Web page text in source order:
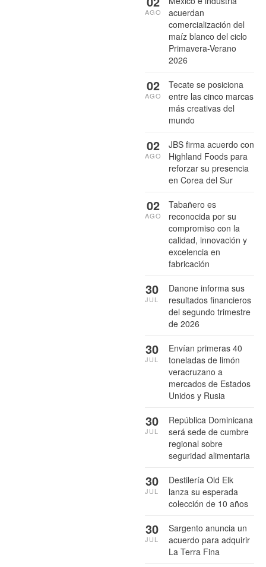
acuerdan
comercialización del
maíz blanco del ciclo
Primavera-Verano
2026
AGO
Tecate se posiciona
entre las cinco marcas
más creativas del
mundo
02
AGO
JBS firma acuerdo con
Highland Foods para
reforzar su presencia
en Corea del Sur
02
AGO
Tabañero es
reconocida por su
compromiso con la
calidad, innovación y
excelencia en
fabricación
02
AGO
Danone informa sus
resultados financieros
del segundo trimestre
de 2026
30
JUL
Envían primeras 40
toneladas de limón
veracruzano a
mercados de Estados
Unidos y Rusia
30
JUL
República Dominicana
será sede de cumbre
regional sobre
seguridad alimentaria
30
JUL
Destilería Old Elk
lanza su esperada
colección de 10 años
30
JUL
Sargento anuncia un
acuerdo para adquirir
La Terra Fina
30
JUL